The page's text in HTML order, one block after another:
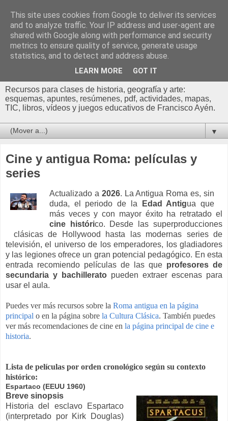
Profesor Francisco |
Recursos de Geografía,
Historia y Arte
Recursos para clases de historia, geografía y arte:
esquemas, apuntes, resúmenes, pdf, actividades, mapas,
TIC, libros, vídeos y juegos educativos de Francisco Ayén.
▼
Cine y antigua Roma: películas y
series
Actualizado a 2026. La Antigua Roma es, sin
duda, el periodo de la
Edad Antigua que
más veces y con mayor éxito ha retratado el
cine histórico. Desde las superproducciones
clásicas de Hollywood hasta las modernas series de
televisión, el universo de los emperadores, los gladiadores
y las legiones ofrece un gran potencial pedagógico. En esta
entrada recomiendo películas de las que profesores de
secundaria y bachillerato pueden extraer escenas para
usar el aula.
Puedes ver más recursos sobre la Roma antigua en la página
principal o en la página sobre la Cultura Clásica. También puedes
ver más recomendaciones de cine en la página principal de cine e
historia.
Lista de películas por orden cronológico según su contexto
histórico:
Espartaco (EEUU 1960)
Breve sinopsis
Historia del esclavo Espartaco
(interpretado por Kirk Douglas)
This site uses cookies from Google to deliver its services
and to analyze traffic. Your IP address and user-agent are
shared with Google along with performance and security
metrics to ensure quality of service, generate usage
statistics, and to detect and address abuse.
LEARN MORE GOT IT